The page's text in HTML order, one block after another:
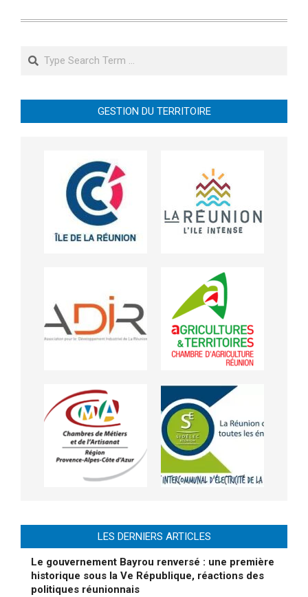
Search
GESTION DU TERRITOIRE
LES DERNIERS ARTICLES
Le gouvernement Bayrou renversé : une première
historique sous la Ve République, réactions des
politiques réunionnais